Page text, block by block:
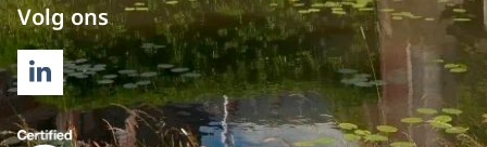
Volg ons
LINKEDIN